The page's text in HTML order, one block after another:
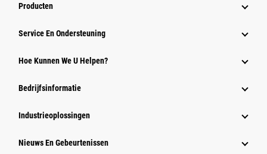
Producten
Service En Ondersteuning
Hoe Kunnen We U Helpen?
Bedrijfsinformatie
Industrieoplossingen
Nieuws En Gebeurtenissen